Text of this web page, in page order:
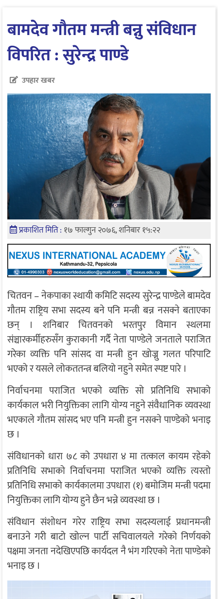
बामदेव गौतम मन्त्री बन्नु संविधान
विपरित : सुरेन्द्र पाण्डे
उपहार खबर
प्रकाशित मिति : १७ फाल्गुन २०७६, शनिबार १५:२२
चितवन – नेकपाका स्थायी कमिटि सदस्य सुरेन्द्र पाण्डेले बामदेव
गौतम राष्ट्रिय सभा सदस्य बने पनि मन्त्री बन्न नसक्ने बताएका
छन् । शनिबार चितवनको भरतपुर विमान स्थलमा
संञ्चारकर्मीहरुसँग कुराकानी गर्दै नेता पाण्डेले जनताले पराजित
गरेका व्यक्ति पनि सांसद वा मन्त्री हुन खोज्नु गलत परिपाटि
भएको र यसले लोकततन्त्र बलियो नहुने समेत स्पष्ट पारे ।
निर्वाचनमा पराजित भएको व्यक्ति सो प्रतिनिधि सभाको
कार्यकाल भरी नियुक्तिका लागि योग्य नहुने संवैधानिक व्यवस्था
भएकाले गौतम सांसद भए पनि मन्त्री हुन नसक्ने पाण्डेको भनाइ
छ ।
संविधानको धारा ७८ को उपधारा ४ मा तत्काल कायम रहेको
प्रतिनिधि सभाको निर्वाचनमा पराजित भएको व्यक्ति त्यस्तो
प्रतिनिधि सभाको कार्यकालमा उपधारा (१) बमोजिम मन्त्री पदमा
नियुक्तिका लागि योग्य हुने छैन भन्ने व्यवस्था छ ।
संविधान संशोधन गरेर राष्ट्रिय सभा सदस्यलाई प्रधानमन्त्री
बनाउने गरी बाटो खोल्न पार्टी सचिवालयले गरेको निर्णयको
पक्षमा जनता नदेखिएपछि कार्यदल नै भंग गरिएको नेता पाण्डेको
भनाइ छ ।